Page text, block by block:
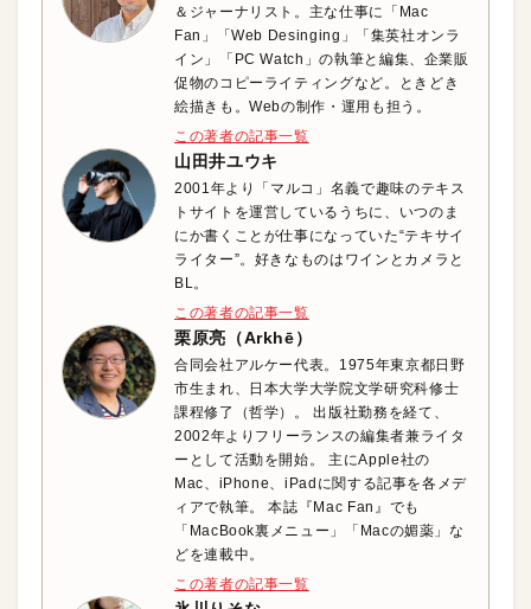
＆ジャーナリスト。主な仕事に「Mac
Fan」「Web Desinging」「集英社オンラ
イン」「PC Watch」の執筆と編集、企業販
促物のコピーライティングなど。ときどき
絵描きも。Webの制作・運用も担う。
この著者の記事一覧
山田井ユウキ
2001年より「マルコ」名義で趣味のテキス
トサイトを運営しているうちに、いつのま
にか書くことが仕事になっていた“テキサイ
ライター”。好きなものはワインとカメラと
BL。
この著者の記事一覧
栗原亮（Arkhē）
合同会社アルケー代表。1975年東京都日野
市生まれ、日本大学大学院文学研究科修士
課程修了（哲学）。 出版社勤務を経て、
2002年よりフリーランスの編集者兼ライタ
ーとして活動を開始。 主にApple社の
Mac、iPhone、iPadに関する記事を各メデ
ィアで執筆。 本誌『Mac Fan』でも
「MacBook裏メニュー」「Macの媚薬」な
どを連載中。
この著者の記事一覧